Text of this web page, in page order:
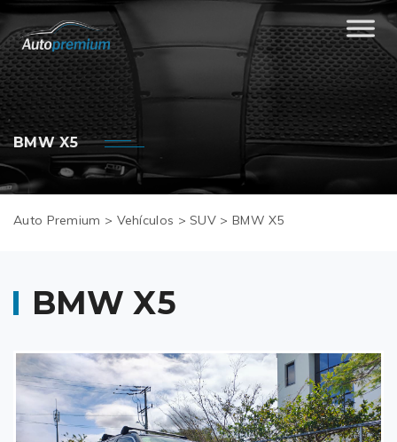
BMW X5
Auto Premium > Vehículos >SUV > BMW X5
BMW X5